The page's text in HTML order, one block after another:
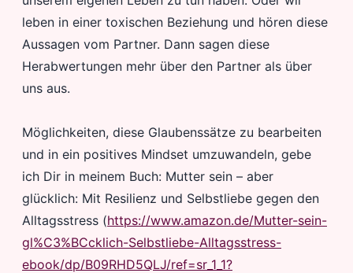
leben in einer toxischen Beziehung und hören diese
Aussagen vom Partner. Dann sagen diese
Herabwertungen mehr über den Partner als über
uns aus.
Möglichkeiten, diese Glaubenssätze zu bearbeiten
und in ein positives Mindset umzuwandeln, gebe
ich Dir in meinem Buch: Mutter sein – aber
glücklich: Mit Resilienz und Selbstliebe gegen den
Alltagsstress (https://www.amazon.de/Mutter-sein-
gl%C3%BCcklich-Selbstliebe-Alltagsstress-
ebook/dp/B09RHD5QLJ/ref=sr_1_1?